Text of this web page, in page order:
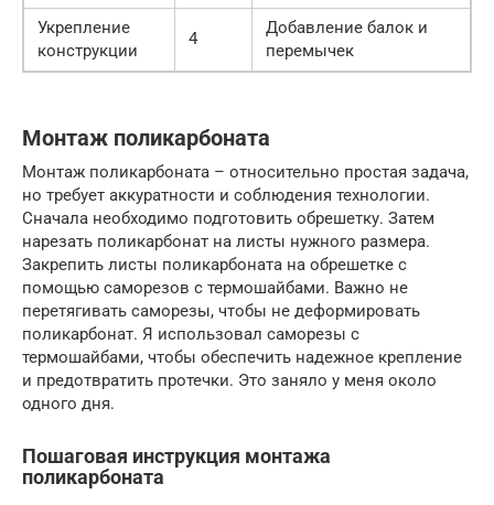
Укрепление
конструкции
4
Добавление балок и
перемычек
Монтаж поликарбоната
Монтаж поликарбоната – относительно простая задача,
но требует аккуратности и соблюдения технологии.
Сначала необходимо подготовить обрешетку. Затем
нарезать поликарбонат на листы нужного размера.
Закрепить листы поликарбоната на обрешетке с
помощью саморезов с термошайбами. Важно не
перетягивать саморезы, чтобы не деформировать
поликарбонат. Я использовал саморезы с
термошайбами, чтобы обеспечить надежное крепление
и предотвратить протечки. Это заняло у меня около
одного дня.
Пошаговая инструкция монтажа
поликарбоната